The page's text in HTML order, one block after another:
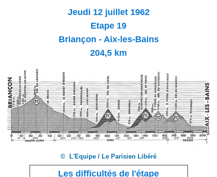
Jeudi 12 juillet 1962
Etape 19
Briançon - Aix-les-Bains
204,5 km
© L'Equipe / Le Parisien Libéré
Les difficultés de l'étape